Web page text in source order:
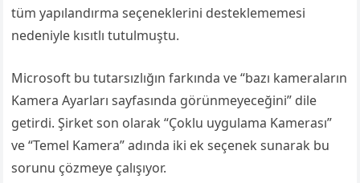
tüm yapılandırma seçeneklerini desteklememesi
nedeniyle kısıtlı tutulmuştu.
Microsoft bu tutarsızlığın farkında ve “bazı kameraların
Kamera Ayarları sayfasında görünmeyeceğini” dile
getirdi. Şirket son olarak “Çoklu uygulama Kamerası”
ve “Temel Kamera” adında iki ek seçenek sunarak bu
sorunu çözmeye çalışıyor.